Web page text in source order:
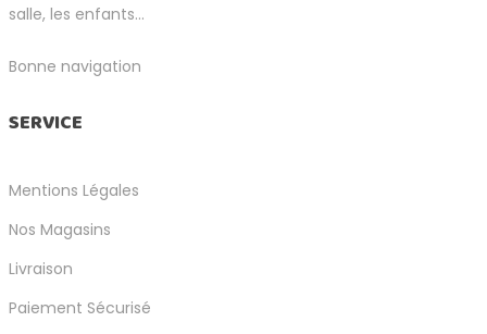
salle, les enfants...
Bonne navigation
SERVICE
Mentions Légales
Nos Magasins
Livraison
Paiement Sécurisé